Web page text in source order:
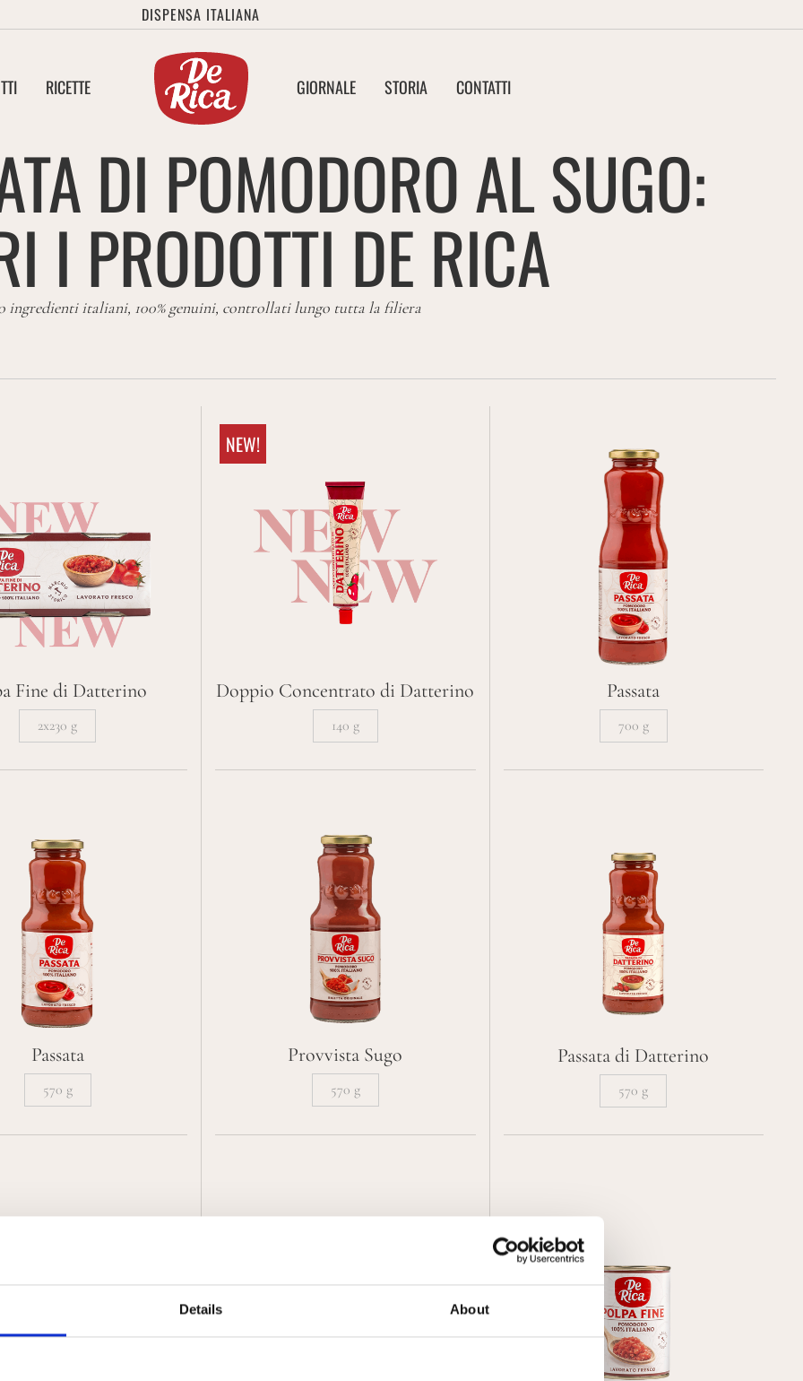
Details About
DISPENSA ITALIANA
LINEA LEGUMI
La linea professionale De Rica risponde alle richieste degli
operatori del settore più esigenti
RICETTE GIORNALE STORIA CONTATTI
DI POMODORO AL SUGO:
I PRODOTTI DE RICA
ingredienti italiani, 100% genuini, controllati lungo tutta la filiera
Fine di Datterino
2x230 g
NEW!
Doppio Concentrato di Datterino
140 g
Passata
700 g
Passata
570 g
Provvista Sugo
570 g
Passata di Datterino
570 g